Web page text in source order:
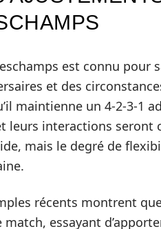
est connu pour
et des
maintienne un 4-2-3-1
leurs interactions seront
mais le degré de
récents montrent
match, essayant